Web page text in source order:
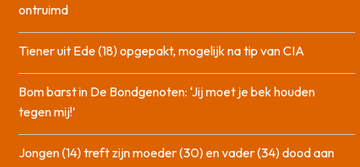
ontruimd
Tiener uit Ede (18) opgepakt, mogelijk na tip van CIA
Bom barst in De Bondgenoten: ‘Jij moet je bek houden
tegen mij!’
Jongen (14) treft zijn moeder (30) en vader (34) dood aan